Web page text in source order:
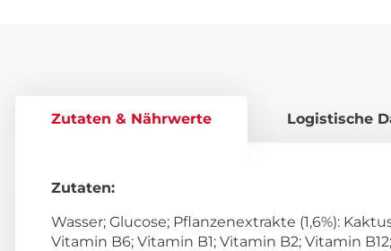
Zutaten & Nährwerte Logistische
Zutaten:
Wasser; Glucose; Pflanzenextrakte (1,6%):
Vitamin B6; Vitamin B1; Vitamin B2; Vitamin